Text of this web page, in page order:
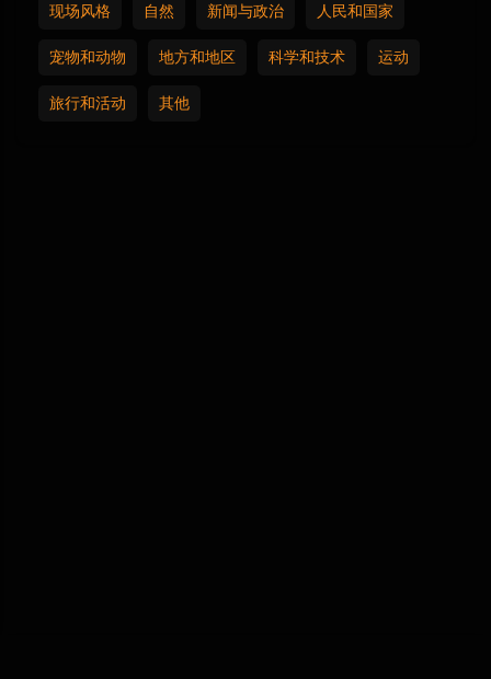
现场风格 自然 新闻与政治 人民和国家
宠物和动物 地方和地区 科学和技术 运动
旅行和活动 其他